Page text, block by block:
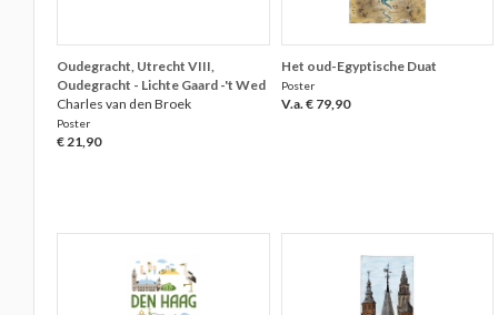
Oudegracht, Utrecht VIII,
Oudegracht - Lichte Gaard -'t Wed
Charles van den Broek
Poster
€ 21,90
Het oud-Egyptische Duat
Poster
V.a. € 79,90